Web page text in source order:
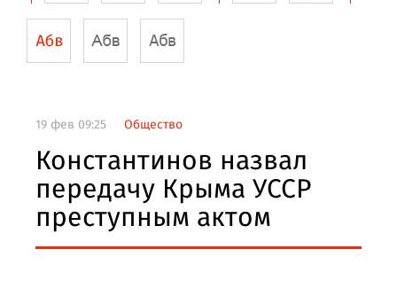
19 фев 09:25 Общество
Константинов назвал
передачу Крыма УССР
преступным актом